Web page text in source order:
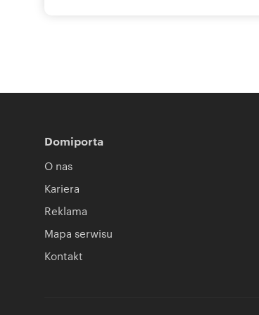
Domiporta
O nas
Kariera
Reklama
Mapa serwisu
Kontakt